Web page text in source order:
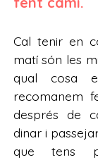
Cal tenir en
matí són les
qual cosa
recomanem
després de
dinar i
que tens